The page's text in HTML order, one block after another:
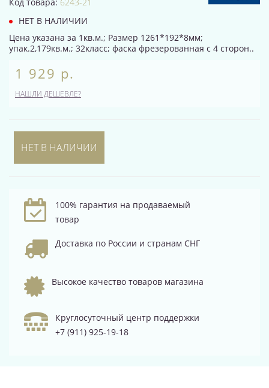
НЕТ В НАЛИЧИИ
Цена указана за 1кв.м.; Размер 1261*192*8мм;
упак.2,179кв.м.; 32класс; фаска фрезерованная с 4 сторон..
1 929 р.
НАШЛИ ДЕШЕВЛЕ?
НЕТ В НАЛИЧИИ
100% гарантия на продаваемый
товар
Доставка по России и странам СНГ
Высокое качество товаров магазина
Круглосуточный центр поддержки
+7 (911) 925-19-18